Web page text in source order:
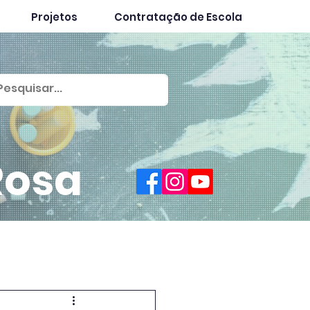
Projetos Contratação de Escola